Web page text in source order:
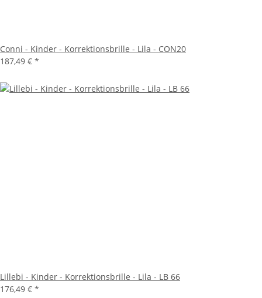
Conni - Kinder - Korrektionsbrille - Lila - CON20
187,49 € *
Lillebi - Kinder - Korrektionsbrille - Lila - LB 66
176,49 € *